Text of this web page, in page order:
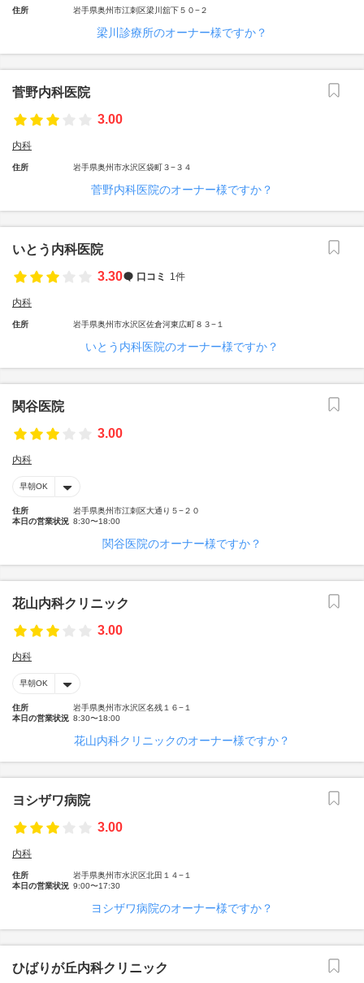
住所 岩手県奥州市江刺区梁川舘下５０−２
梁川診療所のオーナー様ですか？
菅野内科医院
3.00
内科
住所 岩手県奥州市水沢区袋町３−３４
菅野内科医院のオーナー様ですか？
いとう内科医院
3.30
口コミ 1件
内科
住所 岩手県奥州市水沢区佐倉河東広町８３−１
いとう内科医院のオーナー様ですか？
関谷医院
3.00
内科
早朝OK
住所
岩手県奥州市江刺区大通り５−２０
本日の営業状況 8:30〜18:00
関谷医院のオーナー様ですか？
花山内科クリニック
3.00
内科
早朝OK
住所
岩手県奥州市水沢区名残１６−１
本日の営業状況 8:30〜18:00
花山内科クリニックのオーナー様ですか？
ヨシザワ病院
3.00
内科
住所
岩手県奥州市水沢区北田１４−１
本日の営業状況 9:00〜17:30
ヨシザワ病院のオーナー様ですか？
ひばりが丘内科クリニック